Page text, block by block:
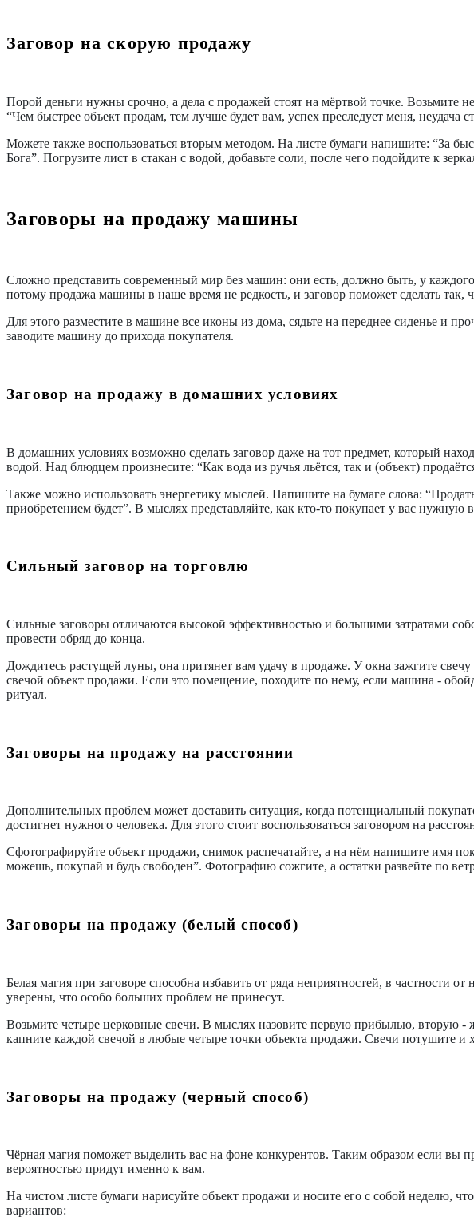
Заговор на скорую продажу
Порой деньги нужны срочно, а дела с продажей стоят на мёртвой точке. Возьмите
“Чем быстрее объект продам, тем лучше будет вам, успех преследует меня,
Можете также воспользоваться вторым методом. На листе бумаги напишите: “За
Бога”. Погрузите лист в стакан с водой, добавьте соли, после чего подойдите к
Заговоры на продажу машины
Сложно представить современный мир без машин: они есть, должно быть, у
потому продажа машины в наше время не редкость, и заговор поможет сделать
Для этого разместите в машине все иконы из дома, сядьте на переднее сиденье и
заводите машину до прихода покупателя.
Заговор на продажу в домашних условиях
В домашних условиях возможно сделать заговор даже на тот предмет, который
водой. Над блюдцем произнесите: “Как вода из ручья льётся, так и (объект)
Также можно использовать энергетику мыслей. Напишите на бумаге слова:
приобретением будет”. В мыслях представляйте, как кто-то покупает у вас нужную
Сильный заговор на торговлю
Сильные заговоры отличаются высокой эффективностью и большими затратами
провести обряд до конца.
Дождитесь растущей луны, она притянет вам удачу в продаже. У окна зажгите
свечой объект продажи. Если это помещение, походите по нему, если машина -
ритуал.
Заговоры на продажу на расстоянии
Дополнительных проблем может доставить ситуация, когда потенциальный
достигнет нужного человека. Для этого стоит воспользоваться заговором на
Сфотографируйте объект продажи, снимок распечатайте, а на нём напишите имя
можешь, покупай и будь свободен”. Фотографию сожгите, а остатки развейте по
Заговоры на продажу (белый способ)
Белая магия при заговоре способна избавить от ряда неприятностей, в частности
уверены, что особо больших проблем не принесут.
Возьмите четыре церковные свечи. В мыслях назовите первую прибылью, вторую -
капните каждой свечой в любые четыре точки объекта продажи. Свечи потушите и
Заговоры на продажу (черный способ)
Чёрная магия поможет выделить вас на фоне конкурентов. Таким образом если вы
вероятностью придут именно к вам.
На чистом листе бумаги нарисуйте объект продажи и носите его с собой неделю,
вариантов: